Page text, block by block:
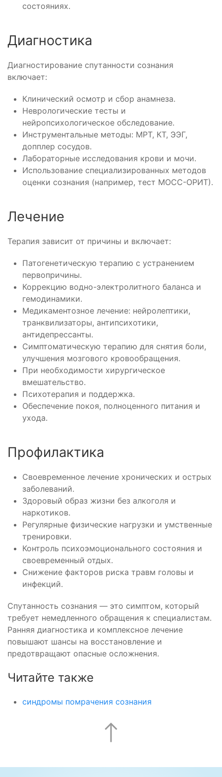
состояниях.
Диагностика
Диагностирование спутанности сознания
включает:
Клинический осмотр и сбор анамнеза.
Неврологические тесты и
нейропсихологическое обследование.
Инструментальные методы: МРТ, КТ, ЭЭГ,
допплер сосудов.
Лабораторные исследования крови и мочи.
Использование специализированных методов
оценки сознания (например, тест МОСС-ОРИТ).
Лечение
Терапия зависит от причины и включает:
Патогенетическую терапию с устранением
первопричины.
Коррекцию водно-электролитного баланса и
гемодинамики.
Медикаментозное лечение: нейролептики,
транквилизаторы, антипсихотики,
антидепрессанты.
Симптоматическую терапию для снятия боли,
улучшения мозгового кровообращения.
При необходимости хирургическое
вмешательство.
Психотерапия и поддержка.
Обеспечение покоя, полноценного питания и
ухода.
Профилактика
Своевременное лечение хронических и острых
заболеваний.
Здоровый образ жизни без алкоголя и
наркотиков.
Регулярные физические нагрузки и умственные
тренировки.
Контроль психоэмоционального состояния и
своевременный отдых.
Снижение факторов риска травм головы и
инфекций.
Спутанность сознания — это симптом, который
требует немедленного обращения к специалистам.
Ранняя диагностика и комплексное лечение
повышают шансы на восстановление и
предотвращают опасные осложнения.
Читайте также
синдромы помрачения сознания